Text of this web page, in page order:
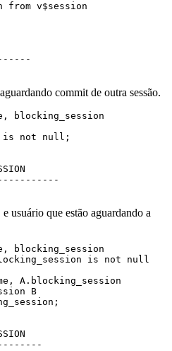
from v$session
commit de outra sessão.
blocking_session
is not null;
usuário que estão aguardando a
blocking_session
is not null
A.blocking_session
B